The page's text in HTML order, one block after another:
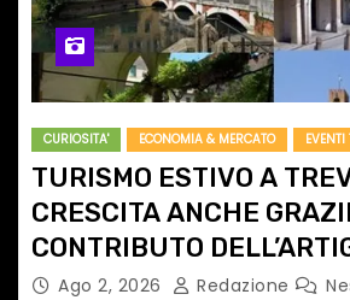
CURIOSITA' ECONOMIA & MERCATO
TURISMO ESTIVO A
CRESCITA ANCHE
CONTRIBUTO
Ago 2, 2026 Redazione